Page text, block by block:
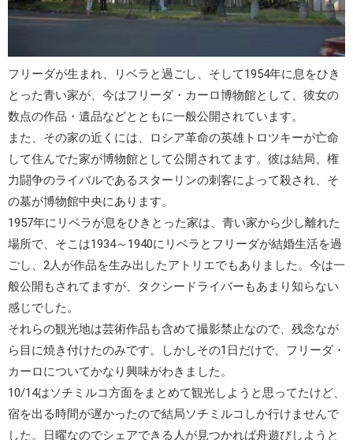
フリーダが生まれ、リベラと過ごし、そして1954年に息をひき
とった青い家が、今はフリーダ・カーロ博物館として、彼女の
数点の作品・遺品などとともに一般公開されています。
また、その家の近くには、
ロシア革命の英雄トロツキーが亡命
して住んでた家が博物館として公開されてます。彼は結局、権
力闘争のライバルであるスターリンの刺客によって殺され、そ
の墓が博物館中央にあります。
1957年にリベラが息をひきとった家は、青い家から少し離れた
場所で、そこは1934～1940にリベラとフリーダが結婚生活を過
ごし、2人が作品を生み出したアトリエでもありました。今は一
般公開もされてますが、タクシードライバーもあまり知らない
感じでした。
それらの観光地は芸術作品も含めて撮影禁止なので、残念なが
ら目に焼き付けたのみです。しかしその1日だけで、フリーダ・
カーロについてかなり興味がわきました。
10/14はソチミルコ方面をまとめて観光しようと思ってたけど、
宿を出る時間が遅かったので結局ソチミルコしか行けませんで
した。日曜なのでシェアできる人が見つかれば舟遊びしようと